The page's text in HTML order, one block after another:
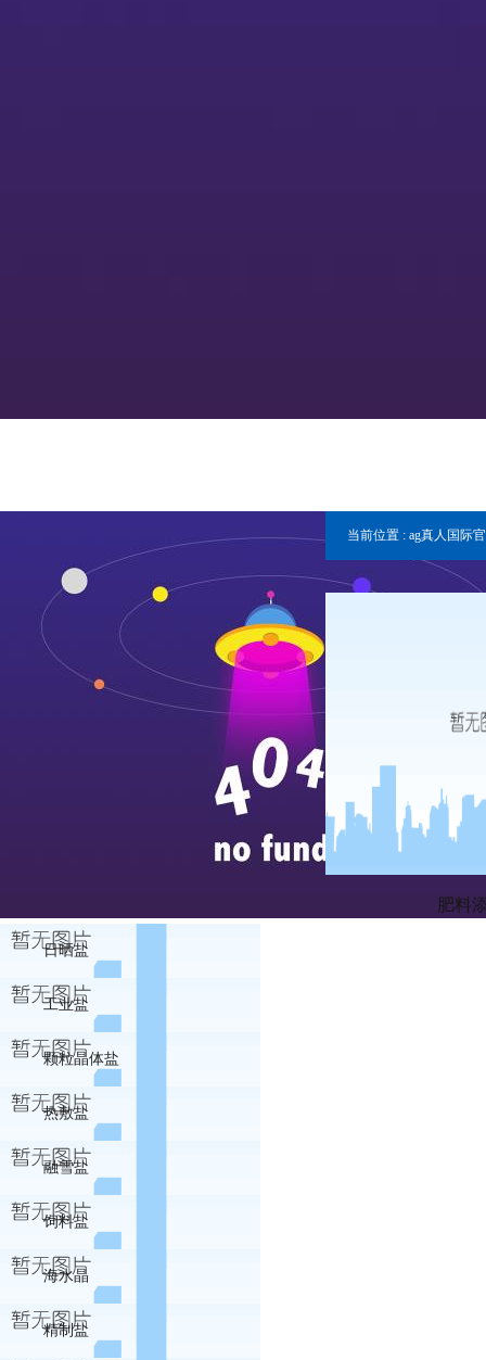
日晒盐
工业盐
颗粒晶体盐
热敷盐
融雪盐
饲料盐
海水晶
精制盐
当前位置 : ag真人国际
肥料